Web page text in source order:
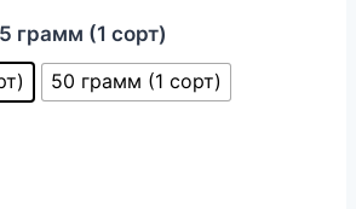
грамм (1 сорт)
50 грамм (1 сорт)